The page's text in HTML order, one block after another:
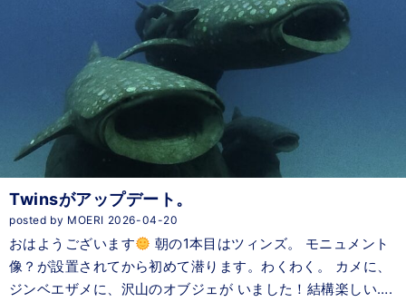
Twinsがアップデート。
posted by MOERI 2026-04-20
おはようございます
朝の1本目はツィンズ。 モニュメント
像？が設置されてから初めて潜ります。わくわく。 カメに、
ジンベエザメに、沢山のオブジェが いました！結構楽しい….